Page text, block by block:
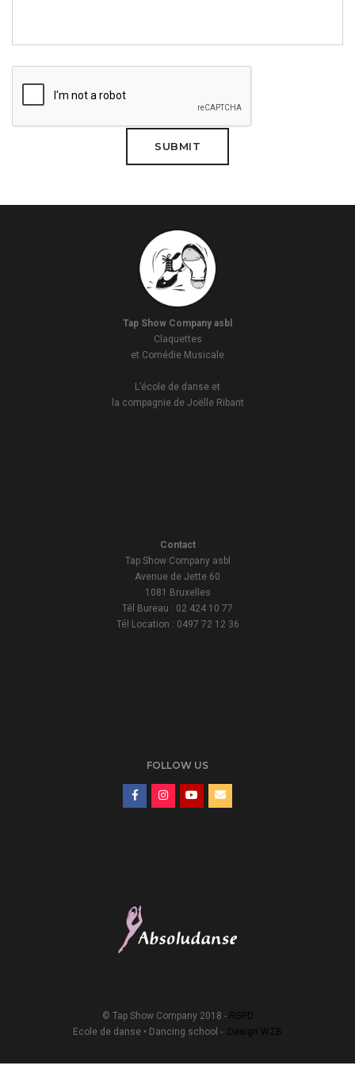
Tap Show Company asbl
Claquettes
et Comédie Musicale
L’école de danse et
la compagnie de Joëlle Ribant
Contact
Tap Show Company asbl
Avenue de Jette 60
1081 Bruxelles
Tél Bureau : 02 424 10 77
Tél Location : 0497 72 12 36
FOLLOW US
© Tap Show Company 2018 - RGPD
Ecole de danse • Dancing school - Design WZB